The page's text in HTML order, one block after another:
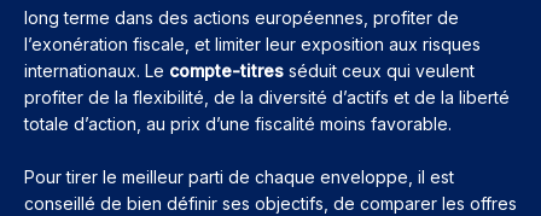
long terme dans des actions européennes, profiter de
l’exonération fiscale, et limiter leur exposition aux risques
internationaux. Le compte-titres séduit ceux qui veulent
profiter de la flexibilité, de la diversité d’actifs et de la liberté
totale d’action, au prix d’une fiscalité moins favorable.
Pour tirer le meilleur parti de chaque enveloppe, il est
conseillé de bien définir ses objectifs, de comparer les offres